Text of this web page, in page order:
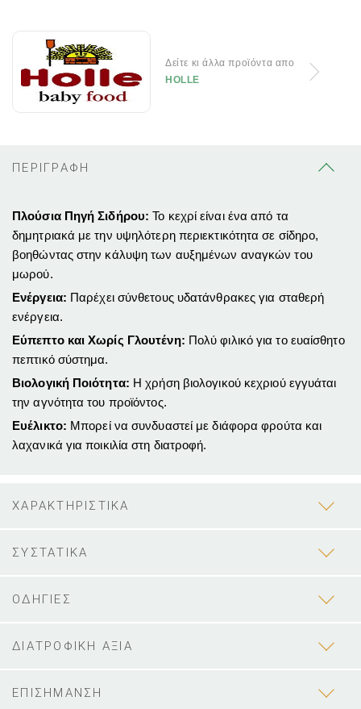
Δείτε κι άλλα προϊόντα απο
HOLLE
ΠΕΡΙΓΡΑΦΗ
Πλούσια Πηγή Σιδήρου: Το κεχρί είναι ένα από τα
δημητριακά με την υψηλότερη περιεκτικότητα σε σίδηρο,
βοηθώντας στην κάλυψη των αυξημένων αναγκών του
μωρού.
Ενέργεια: Παρέχει σύνθετους υδατάνθρακες για σταθερή
ενέργεια.
Εύπεπτο και Χωρίς Γλουτένη: Πολύ φιλικό για το ευαίσθητο
πεπτικό σύστημα.
Βιολογική Ποιότητα: Η χρήση βιολογικού κεχριού εγγυάται
την αγνότητα του προϊόντος.
Ευέλικτο: Μπορεί να συνδυαστεί με διάφορα φρούτα και
λαχανικά για ποικιλία στη διατροφή.
ΧΑΡΑΚΤΗΡΙΣΤΙΚΑ
ΣΥΣΤΑΤΙΚΑ
ΟΔΗΓΙΕΣ
ΔΙΑΤΡΟΦΙΚΗ ΑΞΙΑ
ΕΠΙΣΗΜΑΝΣΗ